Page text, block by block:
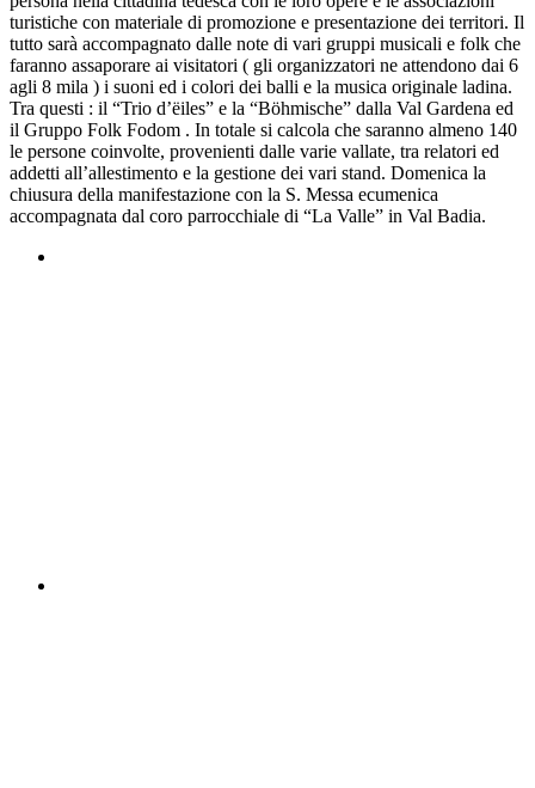
turistiche con materiale di promozione e presentazione dei territori. Il
tutto sarà accompagnato dalle note di vari gruppi musicali e folk che
faranno assaporare ai visitatori ( gli organizzatori ne attendono dai 6
agli 8 mila ) i suoni ed i colori dei balli e la musica originale ladina.
Tra questi : il “Trio d’ëiles” e la “Böhmische” dalla Val Gardena ed
il Gruppo Folk Fodom . In totale si calcola che saranno almeno 140
le persone coinvolte, provenienti dalle varie vallate, tra relatori ed
addetti all’allestimento e la gestione dei vari stand. Domenica la
chiusura della manifestazione con la S. Messa ecumenica
accompagnata dal coro parrocchiale di “La Valle” in Val Badia.